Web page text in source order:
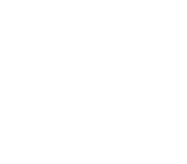
情创造。
中文版为我提供了强有力的支持。不论是
。想了解更多关于Midjourney中文版的信